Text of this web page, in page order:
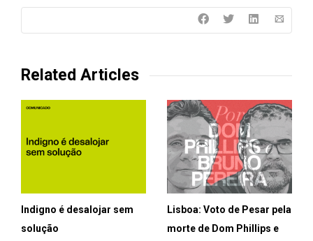
Related Articles
Indigno é desalojar sem
solução
Lisboa: Voto de Pesar pela
morte de Dom Phillips e